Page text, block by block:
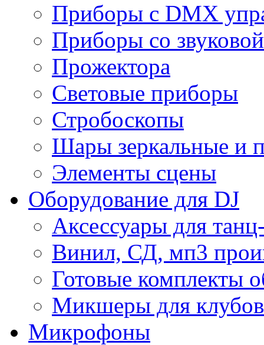
Приборы с DMX
Приборы со
Прожектора
Световые приборы
Стробоскопы
Шары зеркальные и
Элементы сцены
Оборудование для DJ
Аксессуары для
Винил, СД, мп3
Готовые комплекты
Микшеры для клубов
Микрофоны